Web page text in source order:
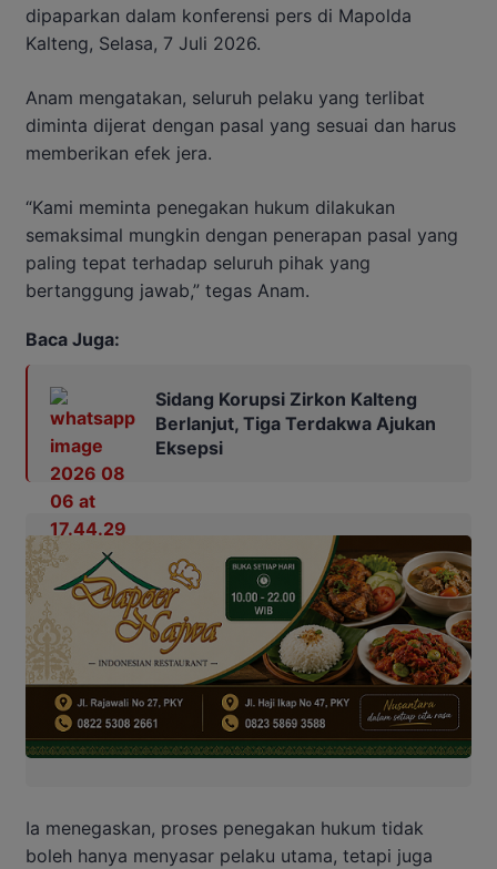
dipaparkan dalam konferensi pers di Mapolda
Kalteng, Selasa, 7 Juli 2026.
Anam mengatakan, seluruh pelaku yang terlibat
diminta dijerat dengan pasal yang sesuai dan harus
memberikan efek jera.
“Kami meminta penegakan hukum dilakukan
semaksimal mungkin dengan penerapan pasal yang
paling tepat terhadap seluruh pihak yang
bertanggung jawab,” tegas Anam.
Baca Juga:
Sidang Korupsi Zirkon Kalteng
Berlanjut, Tiga Terdakwa Ajukan
Eksepsi
Ia menegaskan, proses penegakan hukum tidak
boleh hanya menyasar pelaku utama, tetapi juga